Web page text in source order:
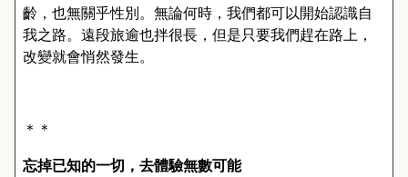
齡，也無關乎性別。無論何時，我們都可以開始認識自
我之路。遠段旅逾也拌很長，但是只要我們趕在路上，
改變就會悄然發生。
＊＊
忘掉已知的一切，去體驗無數可能